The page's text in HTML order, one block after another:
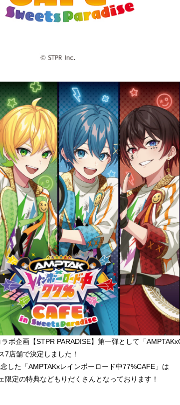
ボ企画【STPR PARADISE】第一弾として「
7店舗で決定しました！
した「AMPTAKxレインボーロード中77%CAFE」は
限定の特典などもりだくさんとなっております！